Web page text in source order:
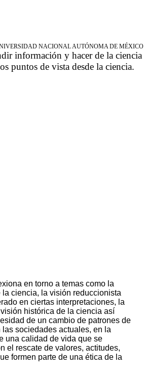
NACIONAL AUTÓNOMA DE MÉXICO
información y hacer de la ciencia
puntos de vista desde la ciencia.
en torno a temas como la
ciencia, la visión reduccionista
en ciertas interpretaciones, la
histórica de la ciencia así
de un cambio de patrones de
las sociedades actuales, en la
una calidad de vida que se
el rescate de valores, actitudes,
formen parte de una ética de la